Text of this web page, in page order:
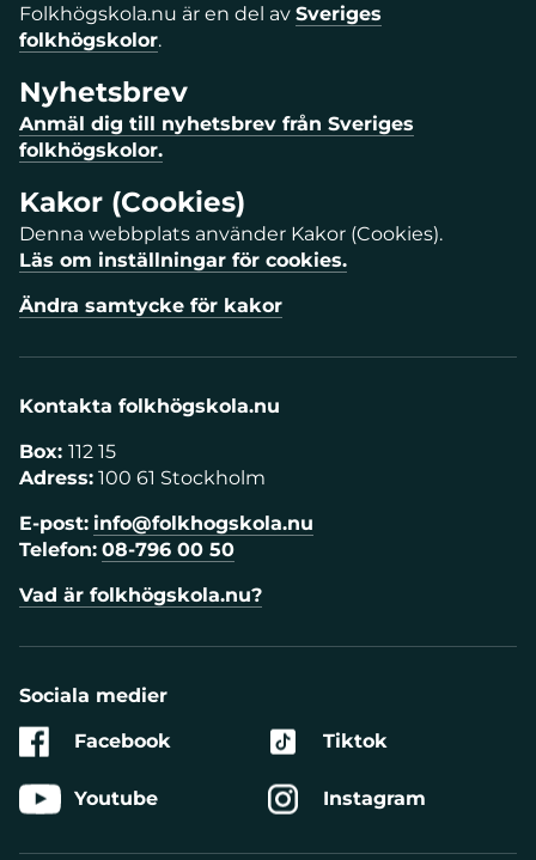
Folkhögskola.nu är en del av Sveriges
folkhögskolor.
Nyhetsbrev
Anmäl dig till nyhetsbrev från Sveriges
folkhögskolor.
Kakor (Cookies)
Denna webbplats använder Kakor (Cookies).
Läs om inställningar för cookies.
Ändra samtycke för kakor
Kontakta folkhögskola.nu
Box: 112 15
Adress: 100 61 Stockholm
E-post: info@folkhogskola.nu
Telefon: 08-796 00 50
Vad är folkhögskola.nu?
Sociala medier
Facebook
Youtube
Tiktok
Instagram